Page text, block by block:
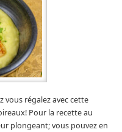
vous régalez avec cette
Pour la recette au
plongeant; vous pouvez en